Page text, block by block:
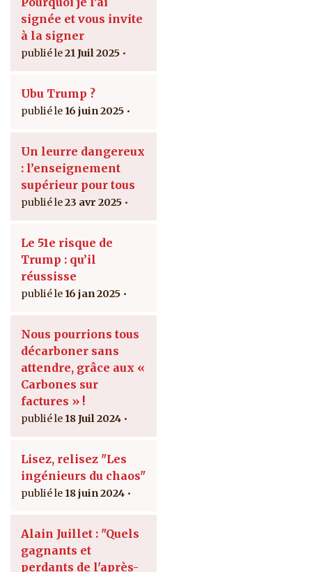
signée et vous invite
à la signer
21 Juil 2025
Ubu Trump ?
16 juin 2025
Un leurre dangereux
: l’enseignement
supérieur pour tous
23 avr 2025
Le 51e risque de
Trump : qu’il
réussisse
16 jan 2025
Nous pourrions tous
décarboner sans
attendre, grâce aux «
Carbones sur
factures » !
18 Juil 2024
Lisez, relisez "Les
ingénieurs du chaos"
18 juin 2024
Alain Juillet : "Quels
gagnants et
perdants de l'après-